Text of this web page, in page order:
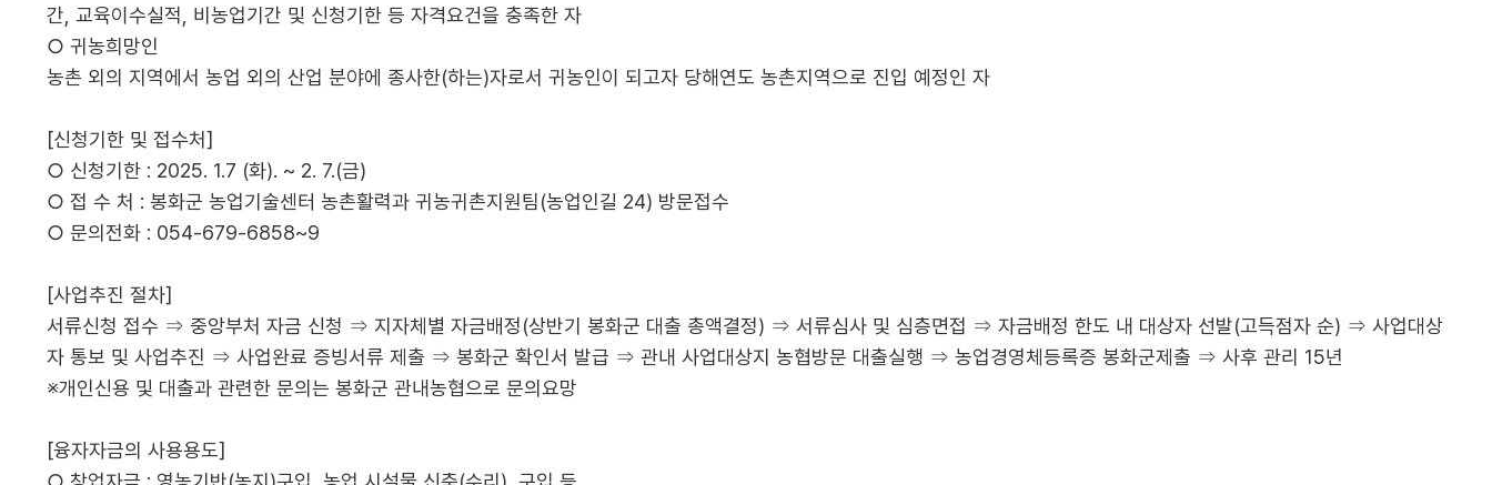
간, 교육이수실적, 비농업기간 및 신청기한 등 자격요건을 충족한 자
○ 귀농희망인
농촌 외의 지역에서 농업 외의 산업 분야에 종사한(하는)자로서 귀농인이 되고자 당해연도 농촌지역으로 진입 예정인 자
[신청기한 및 접수처]
○ 신청기한 : 2025. 1.7 (화). ~ 2. 7.(금)
○ 접 수 처 : 봉화군 농업기술센터 농촌활력과 귀농귀촌지원팀(농업인길 24) 방문접수
○ 문의전화 : 054-679-6858~9
[사업추진 절차]
서류신청 접수 ⇒ 중앙부처 자금 신청 ⇒ 지자체별 자금배정(상반기 봉화군 대출 총액결정) ⇒ 서류심사 및 심층면접 ⇒ 자금배정 한도 내 대상자 선발(고득점자 순) ⇒ 사업대상
자 통보 및 사업추진 ⇒ 사업완료 증빙서류 제출 ⇒ 봉화군 확인서 발급 ⇒ 관내 사업대상지 농협방문 대출실행 ⇒ 농업경영체등록증 봉화군제출 ⇒ 사후 관리 15년
※개인신용 및 대출과 관련한 문의는 봉화군 관내농협으로 문의요망
[융자자금의 사용용도]